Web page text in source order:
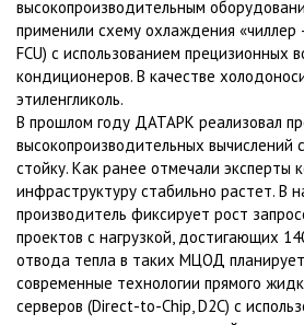
высокопроизводительным
применили схему охлаждения
FCU) с использованием прецизионных
кондиционеров. В качестве
этиленгликоль.
В прошлом году ДАТАРК реализовал
высокопроизводительных вычислений
стойку. Как ранее отмечали эксперты
инфраструктуру стабильно растет. В
производитель фиксирует рост
проектов с нагрузкой, достигающих
отвода тепла в таких МЦОД
современные технологии прямого
серверов (Direct-to-Chip, D2C) с